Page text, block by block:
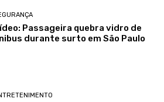
Passageira quebra vidro de
durante surto em São Paulo